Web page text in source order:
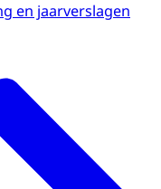
en jaarverslagen